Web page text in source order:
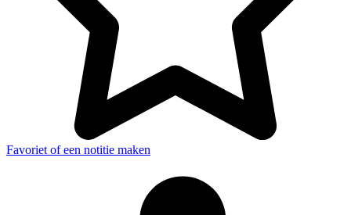
Favoriet of een notitie maken